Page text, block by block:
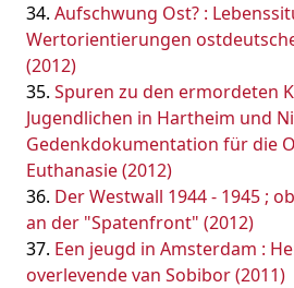
Aufschwung Ost? :
Wertorientierungen
(2012)
Spuren zu den ermordeten
Jugendlichen in Hartheim und
Gedenkdokumentation für die
Euthanasie (2012)
Der Westwall 1944 - 1945 ;
an der "Spatenfront" (2012)
Een jeugd in Amsterdam :
overlevende van Sobibor (2011)